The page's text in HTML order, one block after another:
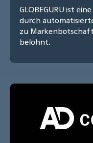
GLOBEGURU ist
durch
zu
belohnt.